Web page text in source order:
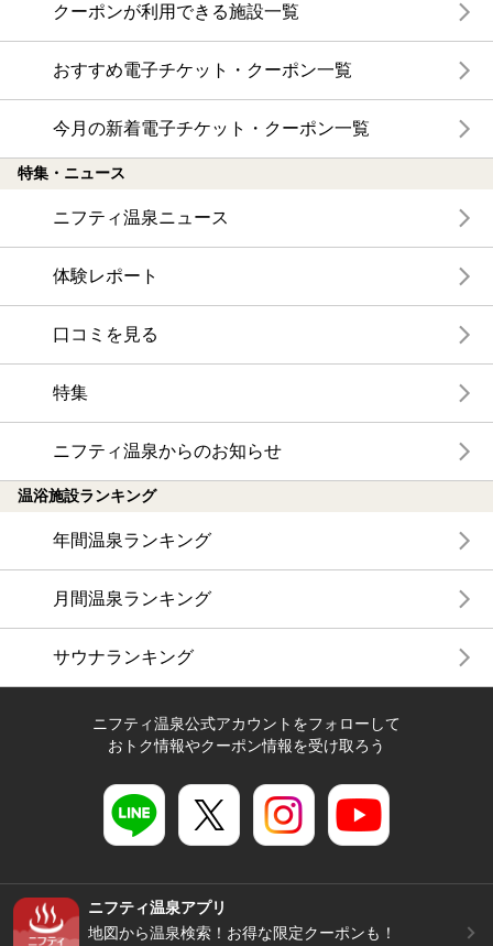
クーポンが利用できる施設一覧
おすすめ電子チケット・クーポン一覧
今月の新着電子チケット・クーポン一覧
特集・ニュース
ニフティ温泉ニュース
体験レポート
口コミを見る
特集
ニフティ温泉からのお知らせ
温浴施設ランキング
年間温泉ランキング
月間温泉ランキング
サウナランキング
ニフティ温泉公式アカウントをフォローして
おトク情報やクーポン情報を受け取ろう
ニフティ温泉アプリ
地図から温泉検索！お得な限定クーポンも！